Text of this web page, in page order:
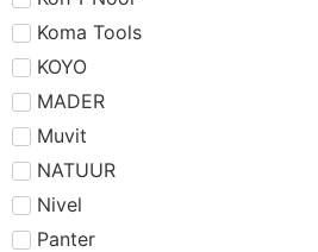
Koma Tools
KOYO
MADER
Muvit
NATUUR
Nivel
Panter